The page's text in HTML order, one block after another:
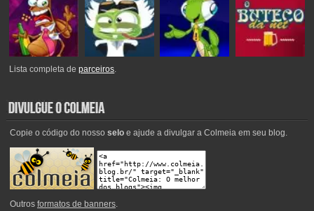
Lista completa deparceiros.
Copie o código do nosso seloe ajude a divulgar a Colmeia em seu blog.
Outros formatos de banners.